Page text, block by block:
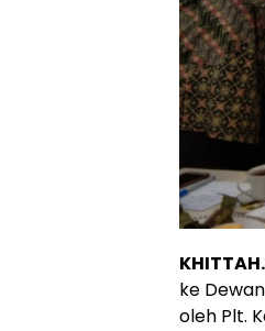
ke
oleh Plt.